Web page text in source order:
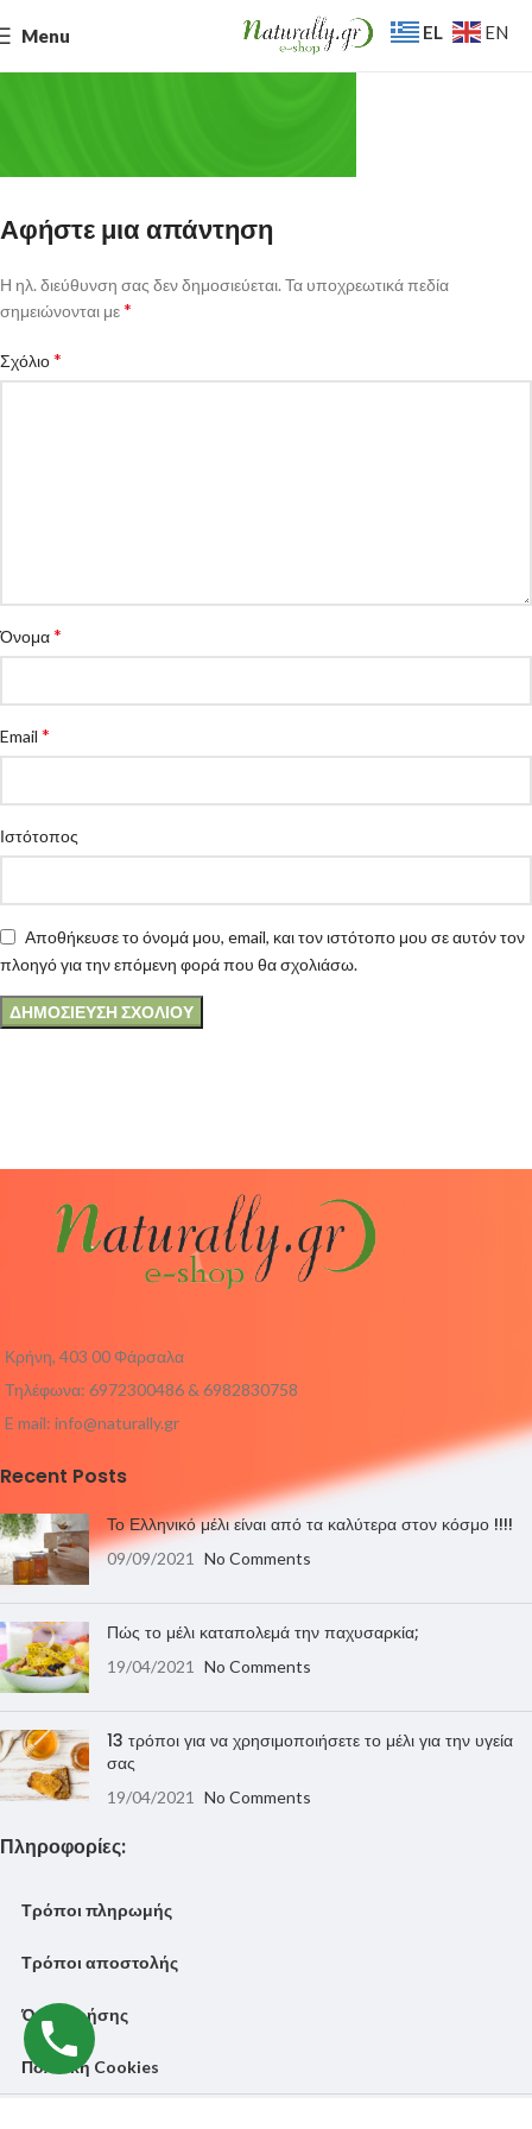
Menu
Αφήστε μια απάντηση
Η ηλ. διεύθυνση σας δεν δημοσιεύεται. Τα υποχρεωτικά πεδία
σημειώνονται με*
Σχόλιο*
Όνομα*
Email *
Ιστότοπος
Αποθήκευσε το όνομά μου, email, και τον ιστότοπο μου σε αυτόν τον
πλοηγό για την επόμενη φορά που θα σχολιάσω.
Κρήνη, 403 00 Φάρσαλα
Τηλέφωνα: 6972300486 & 6982830758
E mail: info@naturally.gr
Recent Posts
Το Ελληνικό μέλι είναι από τα καλύτερα στον κόσμο !!!!
09/09/2021 No Comments
Πώς το μέλι καταπολεμά την παχυσαρκία;
19/04/2021 No Comments
13 τρόποι για να χρησιμοποιήσετε το μέλι για την υγεία
σας
19/04/2021 No Comments
Πληροφορίες:
Τρόποι πληρωμής
Τρόποι αποστολής
Όροι Χρήσης
Πολιτική Cookies
EL EN